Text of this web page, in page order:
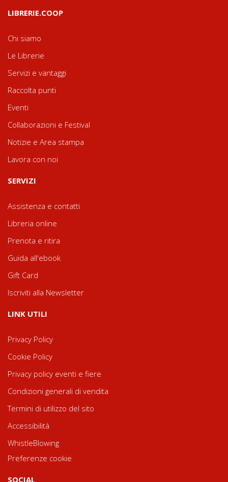
LIBRERIE.COOP
Chi siamo
Le Librerie
Servizi e vantaggi
Raccolta punti
Eventi
Collaborazioni e Festival
Notizie e Area stampa
Lavora con noi
SERVIZI
Assistenza e contatti
Libreria online
Prenota e ritira
Guida all'ebook
Gift Card
Iscriviti alla Newsletter
LINK UTILI
Privacy Policy
Cookie Policy
Privacy policy eventi e fiere
Condizioni generali di vendita
Termini di utilizzo del sito
Accessibilità
WhistleBlowing
Preferenze cookie
SOCIAL